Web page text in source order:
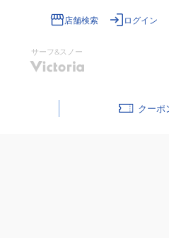
店舗検索 ログイン
サーフ&スノー
クーポ